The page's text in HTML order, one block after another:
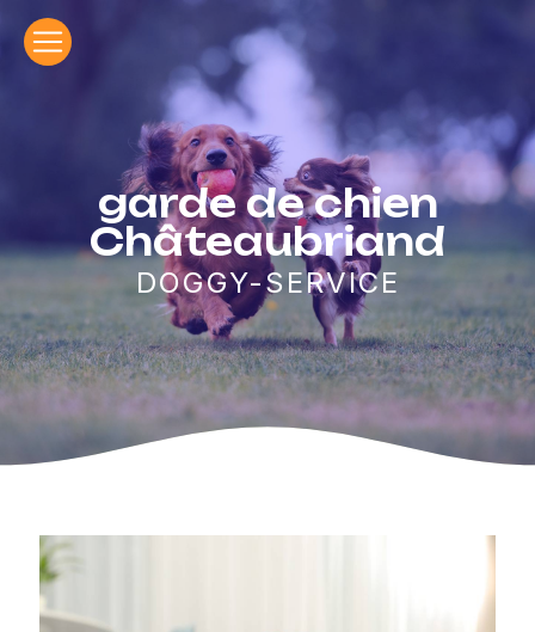
garde de chien
Châteaubriand
DOGGY-SERVICE
Panneau de gestion des cookies